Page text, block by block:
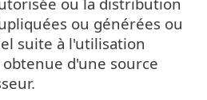
ou générées ou
suite à l'utilisation
d'une source